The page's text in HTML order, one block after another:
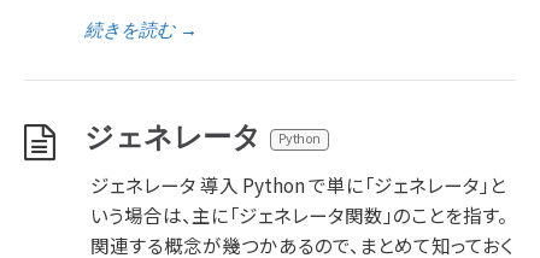
続きを読む→
ジェネレータ Python
ジェネレータ 導入 Python で単に「ジェネレータ」と
いう場合は、主に「ジェネレータ関数」のことを指す。
関連する概念が幾つかあるので、まとめて知っておく